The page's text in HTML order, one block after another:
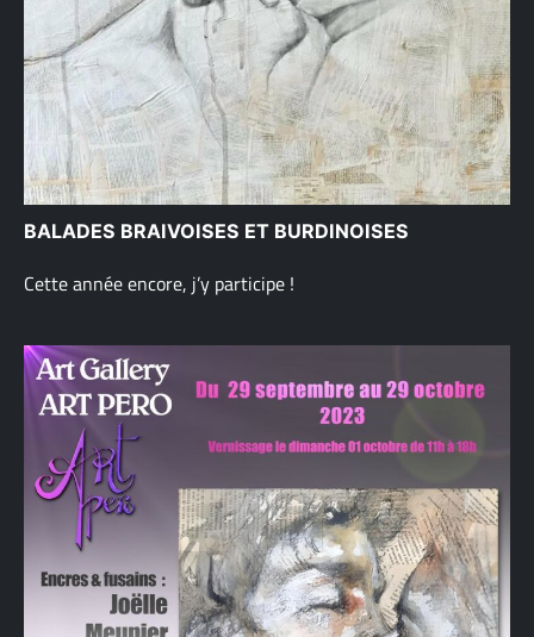
BALADES BRAIVOISES ET BURDINOISES
Cette année encore, j’y participe !